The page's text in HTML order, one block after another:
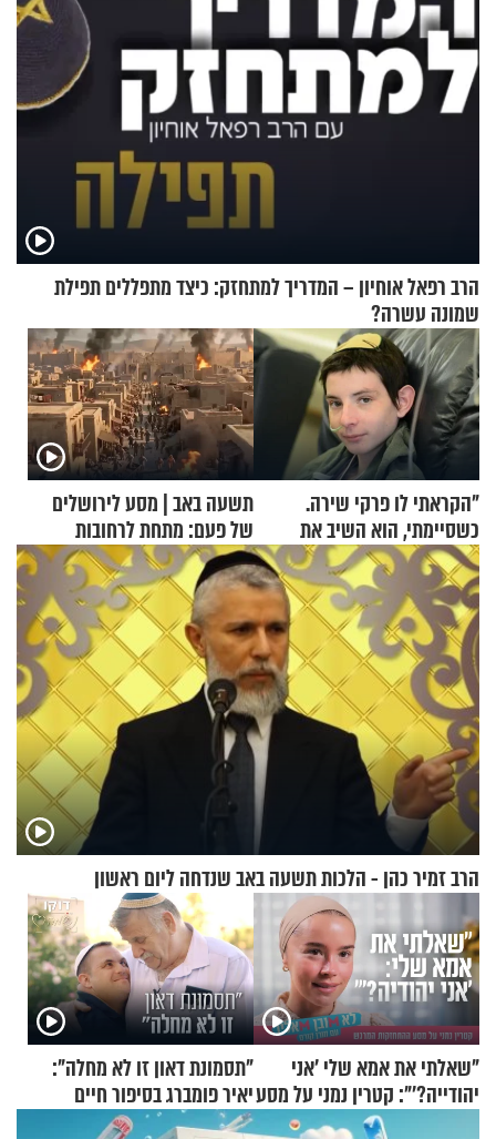
הרב רפאל אוחיון – המדריך למתחזק: כיצד מתפללים תפילת
שמונה עשרה?
"הקראתי לו פרקי שירה.
כשסיימתי, הוא השיב את
נשמתו לבורא"
תשעה באב | מסע לירושלים
של פעם: מתחת לרחובות
ירושלים
הרב זמיר כהן - הלכות תשעה באב שנדחה ליום ראשון
"שאלתי את אמא שלי 'אני
יהודייה?'": קטרין נמני על מסע
ההתחזקות המרגש
"תסמונת דאון זו לא מחלה":
יאיר פומברג בסיפור חיים
מעורר השראה